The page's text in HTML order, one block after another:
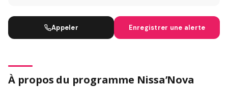
Appeler Enregistrer une alerte
À propos du programme Nissa’Nova